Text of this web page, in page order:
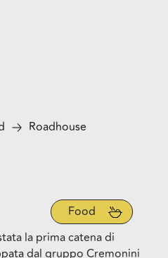
Roadhouse
Food
la prima catena di
dal gruppo Cremonini